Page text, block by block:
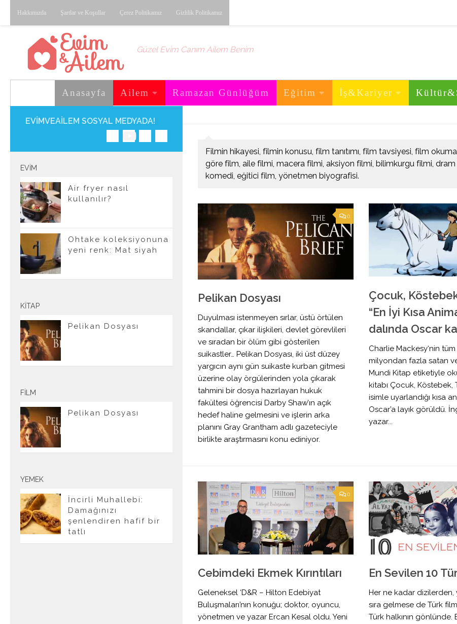
Skip to content
Hakkımızda Şartlar ve Koşullar Çerez Politikamız Gizlilik Politikamız
Güzel Evim Canım Ailem Benim
Anasayfa Ailem Ramazan Günlüğüm Eğitim İş&Kariyer
Filmin hikayesi, filmin konusu, film tanıtımı, film tavsiyesi, film
göre film, aile filmi, macera filmi, aksiyon filmi, bilimkurgu filmi,
komedi, eğitici film, yönetmen biyografisi.
0
Pelikan Dosyası
Duyulması istenmeyen sırlar, üstü örtülen
skandallar, çıkar ilişkileri, devlet görevlileri
ve sıradan bir ölüm gibi gösterilen
suikastler… Pelikan Dosyası, iki üst düzey
yargıcın aynı gün suikaste kurban gitmesi
üzerine olay örgülerinden yola çıkarak
tahmini bir dosya hazırlayan hukuk
fakültesi öğrencisi Darby Shaw’ın açık
hedef haline gelmesini ve işlerin arka
planını Gray Grantham adlı gazeteciyle
birlikte araştırmasını konu ediniyor.
Çocuk,
“En İyi Kısa
dalında Oscar
Charlie Mackesy‘nin
milyondan fazla satan ve
Mundi Kitap etiketiyle
kitabı Çocuk, Köstebek,
isimle uyarlandığı kısa
Oscar’a layık görüldü.
yazar...
0
Cebimdeki Ekmek Kırıntıları
Geleneksel ‘D&R – Hilton Edebiyat
Buluşmaları’nın konuğu; doktor, oyuncu,
yönetmen ve yazar Ercan Kesal oldu. Yeni
En Sevilen 10
Her ne kadar dizilerden,
sıra gelmese de Türk
Türk halkının gönlünde.
EVIMVEAILEM SOSYAL MEDYADA!
EVIM
Air fryer nasıl
kullanılır?
Ohtake koleksiyonuna
yeni renk: Mat siyah
KITAP
Pelikan Dosyası
FILM
Pelikan Dosyası
YEMEK
İncirli Muhallebi:
Damağınızı
şenlendiren hafif bir
tatlı